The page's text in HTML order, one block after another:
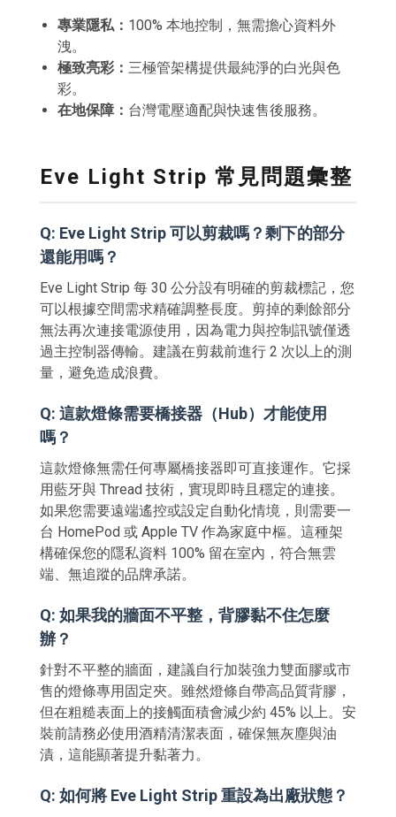
專業隱私： 100% 本地控制，無需擔心資料外
洩。
極致亮彩： 三極管架構提供最純淨的白光與色
彩。
在地保障： 台灣電壓適配與快速售後服務。
Eve Light Strip 常見問題彙整
Q: Eve Light Strip 可以剪裁嗎？剩下的部分
還能用嗎？
Eve Light Strip 每 30 公分設有明確的剪裁標記，您
可以根據空間需求精確調整長度。剪掉的剩餘部分
無法再次連接電源使用，因為電力與控制訊號僅透
過主控制器傳輸。建議在剪裁前進行 2 次以上的測
量，避免造成浪費。
Q: 這款燈條需要橋接器（Hub）才能使用
嗎？
這款燈條無需任何專屬橋接器即可直接運作。它採
用藍牙與 Thread 技術，實現即時且穩定的連接。
如果您需要遠端遙控或設定自動化情境，則需要一
台 HomePod 或 Apple TV 作為家庭中樞。這種架
構確保您的隱私資料 100% 留在室內，符合無雲
端、無追蹤的品牌承諾。
Q: 如果我的牆面不平整，背膠黏不住怎麼
辦？
針對不平整的牆面，建議自行加裝強力雙面膠或市
售的燈條專用固定夾。雖然燈條自帶高品質背膠，
但在粗糙表面上的接觸面積會減少約 45% 以上。安
裝前請務必使用酒精清潔表面，確保無灰塵與油
漬，這能顯著提升黏著力。
Q: 如何將 Eve Light Strip 重設為出廠狀態？